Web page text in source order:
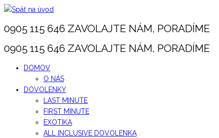
Skip
content
0905 115 646 ZAVOLAJTE NÁM, PORADÍME
0905 115 646 ZAVOLAJTE NÁM, PORADÍME
DOMOV
O NÁS
DOVOLENKY
LAST MINUTE
FIRST MINUTE
EXOTIKA
ALL INCLUSIVE DOVOLENKA